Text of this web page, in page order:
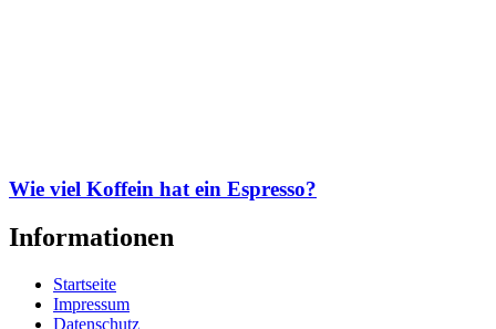
Wie viel Koffein hat ein Espresso?
Informationen
Startseite
Impressum
Datenschutz